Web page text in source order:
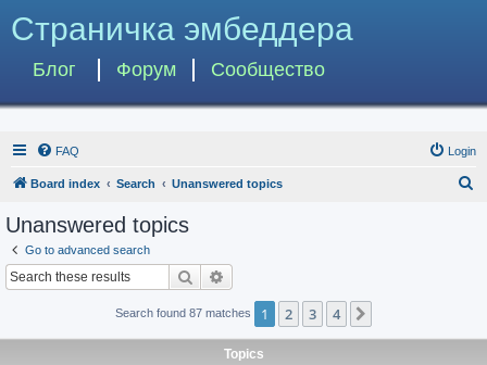
Страничка эмбеддера
Блог Форум Сообщество
FAQ Login
Board index Search Unanswered topics
Unanswered topics
Go to advanced search
Search
Search found 87 matches 1 2 3 4
Topics